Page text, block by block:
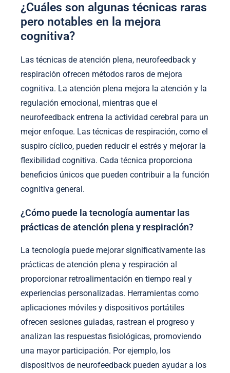
¿Cuáles son algunas técnicas raras
pero notables en la mejora
cognitiva?
Las técnicas de atención plena, neurofeedback y
respiración ofrecen métodos raros de mejora
cognitiva. La atención plena mejora la atención y la
regulación emocional, mientras que el
neurofeedback entrena la actividad cerebral para un
mejor enfoque. Las técnicas de respiración, como el
suspiro cíclico, pueden reducir el estrés y mejorar la
flexibilidad cognitiva. Cada técnica proporciona
beneficios únicos que pueden contribuir a la función
cognitiva general.
¿Cómo puede la tecnología aumentar las
prácticas de atención plena y respiración?
La tecnología puede mejorar significativamente las
prácticas de atención plena y respiración al
proporcionar retroalimentación en tiempo real y
experiencias personalizadas. Herramientas como
aplicaciones móviles y dispositivos portátiles
ofrecen sesiones guiadas, rastrean el progreso y
analizan las respuestas fisiológicas, promoviendo
una mayor participación. Por ejemplo, los
dispositivos de neurofeedback pueden ayudar a los